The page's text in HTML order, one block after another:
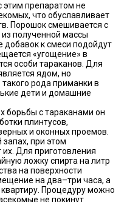
этим препаратом не
что обуславливает
Порошок смешивается с
полученной массы
добавок к смеси подойдут
«угощение» в
особи тараканов. Для
ядом, но
рода приманки в
дети и домашние
борьбы с тараканами он
плинтусов,
и оконных проемов.
запах, при этом
Для приготовления
ложку спирта на литр
на поверхности
на два–три часа, а
Процедуру можно
не покинут